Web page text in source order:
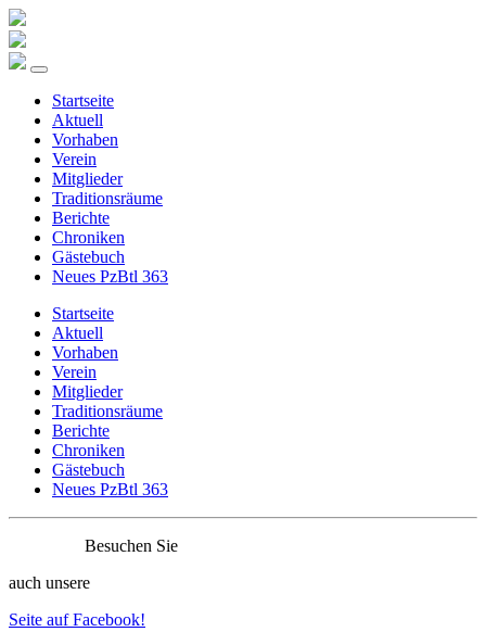
Startseite
Aktuell
Vorhaben
Verein
Mitglieder
Traditionsräume
Berichte
Chroniken
Gästebuch
Neues PzBtl 363
Startseite
Aktuell
Vorhaben
Verein
Mitglieder
Traditionsräume
Berichte
Chroniken
Gästebuch
Neues PzBtl 363
Besuchen Sie
auch unsere
Seite auf Facebook!